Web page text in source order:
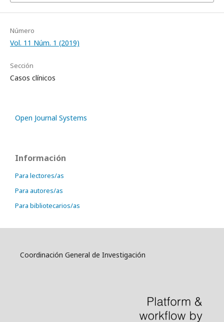
Número
Vol. 11 Núm. 1 (2019)
Sección
Casos clínicos
Open Journal Systems
Información
Para lectores/as
Para autores/as
Para bibliotecarios/as
Coordinación General de Investigación